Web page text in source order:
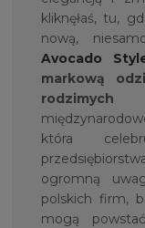
kliknęłaś, tu,
nową,
Avocado
markową
rodzimych
która
ogromną
polskich firm,
mogą